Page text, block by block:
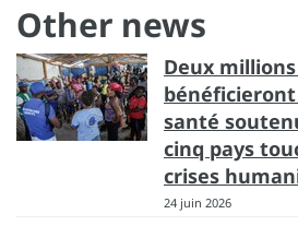
Other news
Deux
santé
cinq pays
crises
24 juin 2026